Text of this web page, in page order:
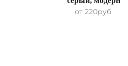
от220руб.